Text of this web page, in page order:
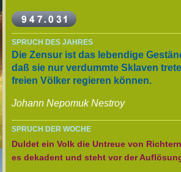
SPRUCH DES JAHRES
Die Zensur ist das lebendige
daß sie nur verdummte Sklaven
freien Völker regieren können.
Johann Nepomuk Nestroy
SPRUCH DER WOCHE
Duldet ein Volk die Untreue von
es dekadent und steht vor der